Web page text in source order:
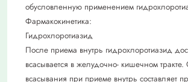
обусловленную применением
Фармакокинетика:
Гидрохлоротиазид
После приема внутрь гидрохлоротиазид
всасывается в желудочно- кишечном тракте.
всасывания при приеме внутрь составляет